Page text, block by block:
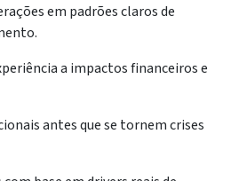
em padrões claros de
a impactos financeiros e
antes que se tornem crises